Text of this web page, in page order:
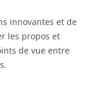
innovantes et de
les propos et
de vue entre